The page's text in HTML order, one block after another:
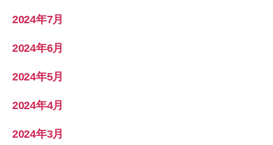
2024年7月
2024年6月
2024年5月
2024年4月
2024年3月